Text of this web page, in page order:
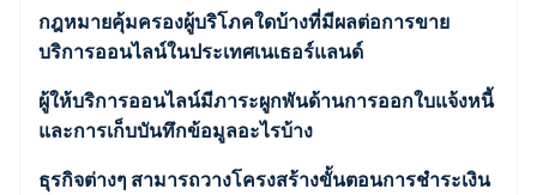
กฎหมายคุ้มครองผู้บริโภคใดบ้างที่มีผลต่อการขาย
บริการออนไลน์ในประเทศเนเธอร์แลนด์
ผู้ให้บริการออนไลน์มีภาระผูกพันด้านการออกใบแจ้งหนี้
และการเก็บบันทึกข้อมูลอะไรบ้าง
ธุรกิจต่างๆ สามารถวางโครงสร้างขั้นตอนการชำระเงิน